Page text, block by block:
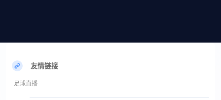
友情链接
足球直播